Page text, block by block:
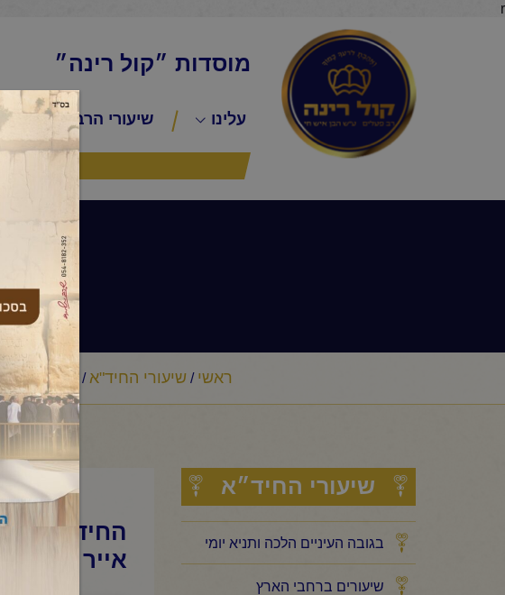
r
מוסדות ״קול רינה״
עלינו שיעורי הרב
ראשי /שיעורי החיד"א/פרשת
שיעורי החיד״א
בגובה העיניים הלכה ותניא יומי
שיעורים ברחבי הארץ
החיד"א -
אייר תשפ"ג